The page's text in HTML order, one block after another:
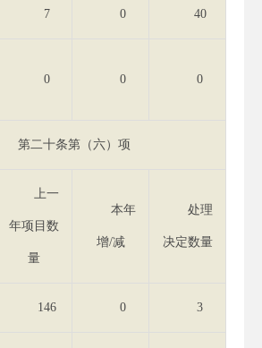
7 0 40
0 0 0
第二十条第（六）项
上一
年项目数
量
本年
增/减
处理
决定数量
146 0 3